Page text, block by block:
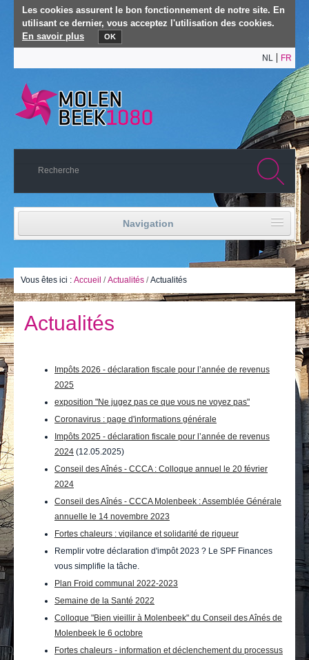
Les cookies assurent le bon fonctionnement de notre site. En
utilisant ce dernier, vous acceptez l'utilisation des cookies.
En savoir plus
OK
NL FR
Navigation
Vie politique
Publications
Actualités
E-guichet / Prendre RDV
Actualités
Vous êtes ici : Accueil /Actualités /Actualités
Actualités
Impôts 2026 - déclaration fiscale pour l’année de revenus
2025
exposition "Ne jugez pas ce que vous ne voyez pas"
Coronavirus : page d'informations générale
Impôts 2025 - déclaration fiscale pour l’année de revenus
2024 (12.05.2025)
Conseil des Aînés - CCCA : Colloque annuel le 20 février
2024
Conseil des Aînés - CCCA Molenbeek : Assemblée Générale
annuelle le 14 novembre 2023
Fortes chaleurs : vigilance et solidarité de rigueur
Remplir votre déclaration d'impôt 2023 ? Le SPF Finances
vous simplifie la tâche.
Plan Froid communal 2022-2023
Semaine de la Santé 2022
Colloque "Bien vieillir à Molenbeek" du Conseil des Aînés de
Molenbeek le 6 octobre
Fortes chaleurs - information et déclenchement du processus